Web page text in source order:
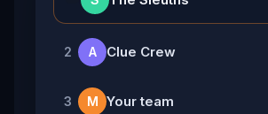
2 A Clue Crew
3 M Your team